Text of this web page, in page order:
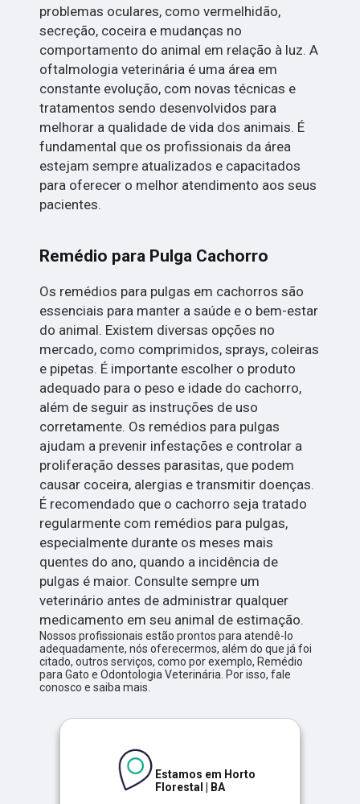
problemas oculares, como vermelhidão,
secreção, coceira e mudanças no
comportamento do animal em relação à luz. A
oftalmologia veterinária é uma área em
constante evolução, com novas técnicas e
tratamentos sendo desenvolvidos para
melhorar a qualidade de vida dos animais. É
fundamental que os profissionais da área
estejam sempre atualizados e capacitados
para oferecer o melhor atendimento aos seus
pacientes.
Remédio para Pulga Cachorro
Os remédios para pulgas em cachorros são
essenciais para manter a saúde e o bem-estar
do animal. Existem diversas opções no
mercado, como comprimidos, sprays, coleiras
e pipetas. É importante escolher o produto
adequado para o peso e idade do cachorro,
além de seguir as instruções de uso
corretamente. Os remédios para pulgas
ajudam a prevenir infestações e controlar a
proliferação desses parasitas, que podem
causar coceira, alergias e transmitir doenças.
É recomendado que o cachorro seja tratado
regularmente com remédios para pulgas,
especialmente durante os meses mais
quentes do ano, quando a incidência de
pulgas é maior. Consulte sempre um
veterinário antes de administrar qualquer
medicamento em seu animal de estimação.
Nossos profissionais estão prontos para atendê-lo
adequadamente, nós oferecermos, além do que já foi
citado, outros serviços, como por exemplo, Remédio
para Gato e Odontologia Veterinária. Por isso, fale
conosco e saiba mais.
Estamos em Horto
Florestal | BA